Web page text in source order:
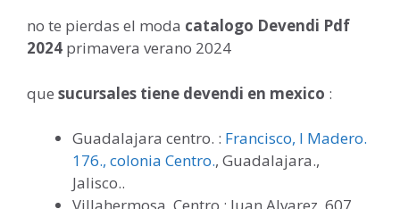
no te pierdas el moda catalogo Devendi Pdf
2024 primavera verano 2024
que sucursales tiene devendi en mexico :
Guadalajara centro. : Francisco, I Madero.
176., colonia Centro., Guadalajara.,
Jalisco..